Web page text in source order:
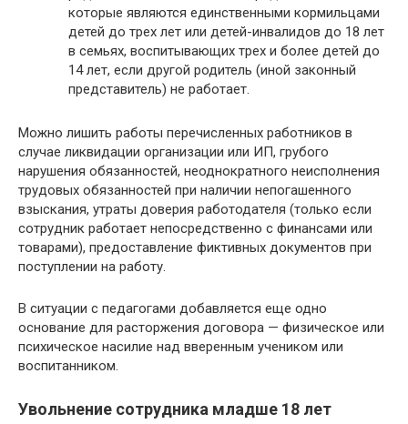
которые являются единственными кормильцами
детей до трех лет или детей-инвалидов до 18 лет
в семьях, воспитывающих трех и более детей до
14 лет, если другой родитель (иной законный
представитель) не работает.
Можно лишить работы перечисленных работников в
случае ликвидации организации или ИП, грубого
нарушения обязанностей, неоднократного неисполнения
трудовых обязанностей при наличии непогашенного
взыскания, утраты доверия работодателя (только если
сотрудник работает непосредственно с финансами или
товарами), предоставление фиктивных документов при
поступлении на работу.
В ситуации с педагогами добавляется еще одно
основание для расторжения договора — физическое или
психическое насилие над вверенным учеником или
воспитанником.
Увольнение сотрудника младше 18 лет